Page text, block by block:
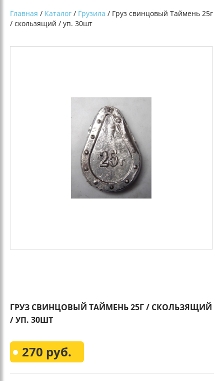
Главная / Каталог / Грузила / Груз свинцовый Таймень 25г
/ скользящий / уп. 30шт
ГРУЗ СВИНЦОВЫЙ ТАЙМЕНЬ 25Г / СКОЛЬЗЯЩИЙ
/ УП. 30ШТ
270 руб.